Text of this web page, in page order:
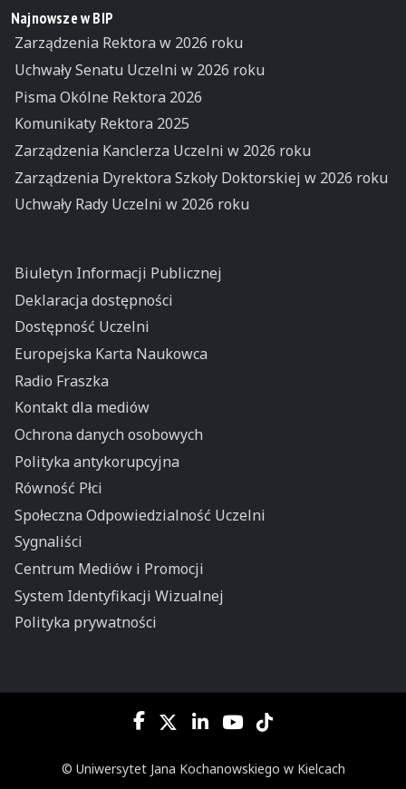
Najnowsze w BIP
Zarządzenia Rektora w 2026 roku
Uchwały Senatu Uczelni w 2026 roku
Pisma Okólne Rektora 2026
Komunikaty Rektora 2025
Zarządzenia Kanclerza Uczelni w 2026 roku
Zarządzenia Dyrektora Szkoły Doktorskiej w 2026 roku
Uchwały Rady Uczelni w 2026 roku
Biuletyn Informacji Publicznej
Deklaracja dostępności
Dostępność Uczelni
Europejska Karta Naukowca
Radio Fraszka
Kontakt dla mediów
Ochrona danych osobowych
Polityka antykorupcyjna
Równość Płci
Społeczna Odpowiedzialność Uczelni
Sygnaliści
Centrum Mediów i Promocji
System Identyfikacji Wizualnej
Polityka prywatności
© Uniwersytet Jana Kochanowskiego w Kielcach